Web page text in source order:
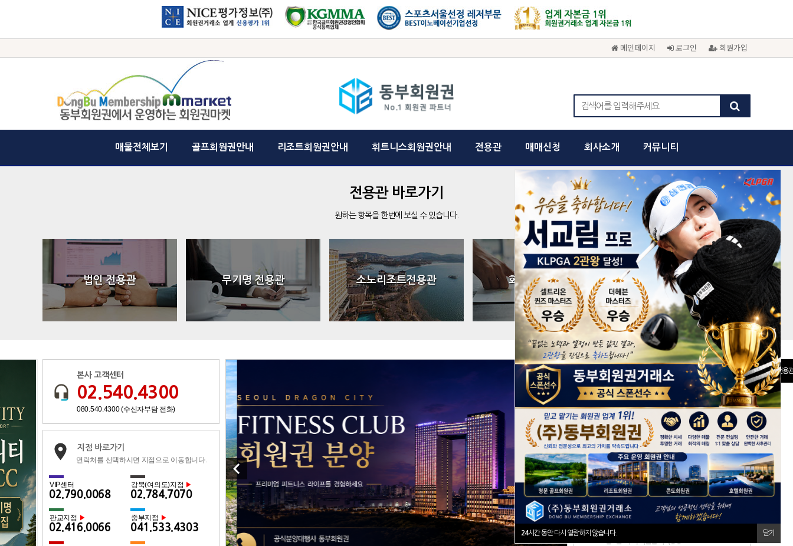
메인페이지 로그인 회원가입
매물전체보기 골프회원권안내 리조트회원권안내 휘트니스회원권안내 전용관 매매신청 회사소개 커뮤니티
24시간 동안 다시 열람하지 않습니다. 닫기
전용관 바로가기
원하는 항목을 한번에 보실 수 있습니다.
법인 전용관 무기명 전용관 소노리조트전용관 회원권 분양관 선불카드
cancel
전용
keyboard_arrow_left keyboard_arrow_right
본사 고객센터
02.540.4300
080.540.4300 (수신자부담 전화)
지점 바로가기
연락처를 선택하시면 지점으로 이동합니다.
VIP센터
02.790.0068
강북(여의도)지점 ▶
02.784.7070
판교지점 ▶
02.416.0066
중부지점 ▶
041.533.4303
ID 저장 아이디/비밀번호 찾기 [회원가입]
회원권 시세정보
*반얀트리클럽앤스파서울, 키즈시설 확충 및 신규 건물 신축 계획
* 2026년 6월 2주차 회원권 시세동향
* 2026년 5월 4주차 회원권 시세동향
*2026년 5월 3주차 회원권 시세동향
+ 전체보기